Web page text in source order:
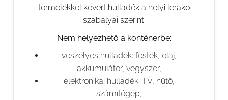
törmelékkel kevert hulladék a helyi lerakó
szabályai szerint.
Nem helyezhető a konténerbe:
veszélyes hulladék: festék, olaj,
akkumulátor, vegyszer,
elektronikai hulladék: TV, hűtő,
számítógép,